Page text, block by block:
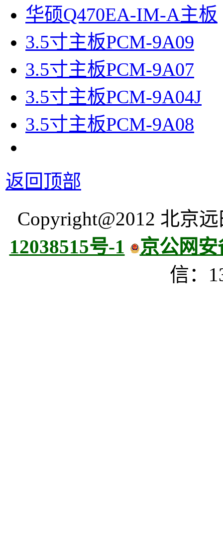
华硕Q470EA-IM-A主板
3.5寸主板PCM-9A09
3.5寸主板PCM-9A07
3.5寸主板PCM-9A04J
3.5寸主板PCM-9A08
返回顶部
Copyright@2012 北京
12038515号-1
京公网安
信：